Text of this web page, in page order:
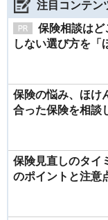
注目コンテン
保険相談はど
しない選び方を「
保険の悩み、ほけ
合った保険を相談
保険見直しのタイ
のポイントと注意